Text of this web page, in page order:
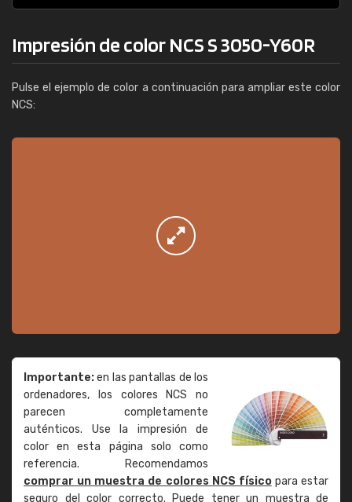
Impresión de color NCS S 3050-Y60R
Pulse el ejemplo de color a continuación para ampliar este color
NCS:
Importante:en las pantallas de los
ordenadores, los colores NCS no
parecen completamente
auténticos. Use la impresión de
color en esta página solo como
referencia. Recomendamos
comprar un muestra de colores NCS físicopara estar
seguro del color correcto. Puede tener un muestra de